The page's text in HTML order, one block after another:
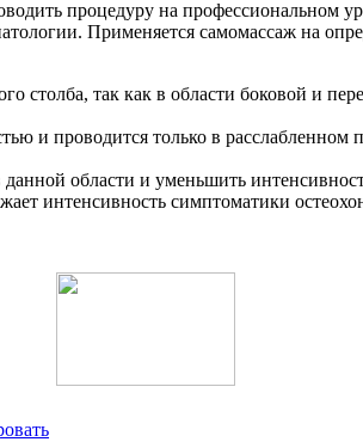
процедуру на профессиональном
Применяется самомассаж на
столба, так как в области боковой и
и проводится только в
области и уменьшить
интенсивность симптоматики